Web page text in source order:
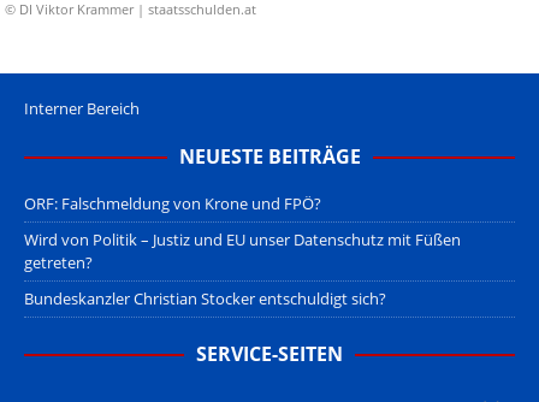
© DI Viktor Krammer | staatsschulden.at
Interner Bereich
NEUESTE BEITRÄGE
ORF: Falschmeldung von Krone und FPÖ?
Wird von Politik – Justiz und EU unser Datenschutz mit Füßen
getreten?
Bundeskanzler Christian Stocker entschuldigt sich?
SERVICE-SEITEN